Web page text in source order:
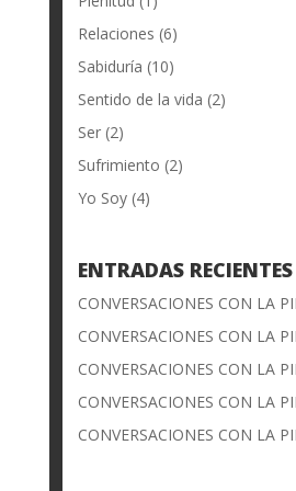
Relaciones (6)
Sabiduría (10)
Sentido de la vida (2)
Ser(2)
Sufrimiento (2)
Yo Soy(4)
ENTRADAS RECIENTES
CONVERSACIONES CON LA
CONVERSACIONES CON LA
CONVERSACIONES CON LA
CONVERSACIONES CON LA
CONVERSACIONES CON LA